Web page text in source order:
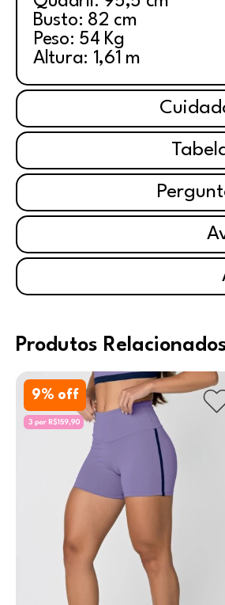
Busto: 82 cm
Peso: 54 Kg
Altura: 1,61 m
Produtos
9% off